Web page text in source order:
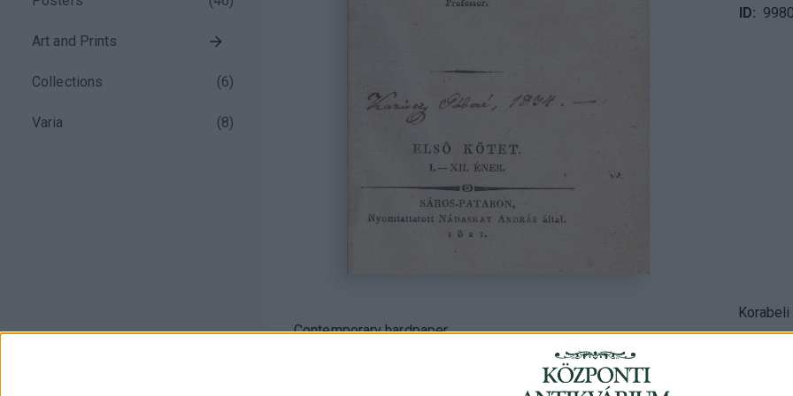
Art and Prints
Collections (6)
Varia (8)
ID
Contemporary hardpaper.